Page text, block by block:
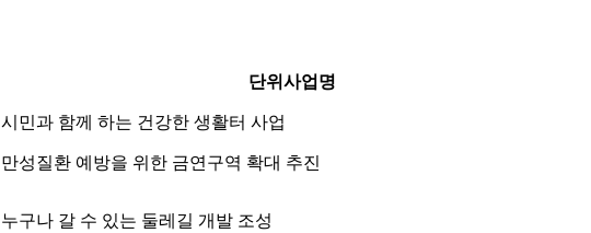
단위사업명
시민과 함께 하는 건강한 생활터 사업
만성질환 예방을 위한 금연구역 확대 추진
누구나 갈 수 있는 둘레길 개발 조성